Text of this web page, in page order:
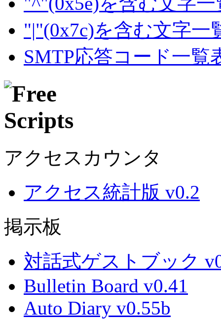
"|"(0x7c)を含む文字一
SMTP応答コード一覧
アクセスカウンタ
アクセス統計版 v0.2
掲示板
対話式ゲストブック
Bulletin Board v0.41
Auto Diary v0.55b